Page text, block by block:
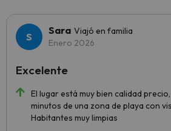
Sara Viajó en familia
Enero 2026
El lugar está muy bien calidad
minutos de una zona de playa con
Habitantes muy limpias
Excelente